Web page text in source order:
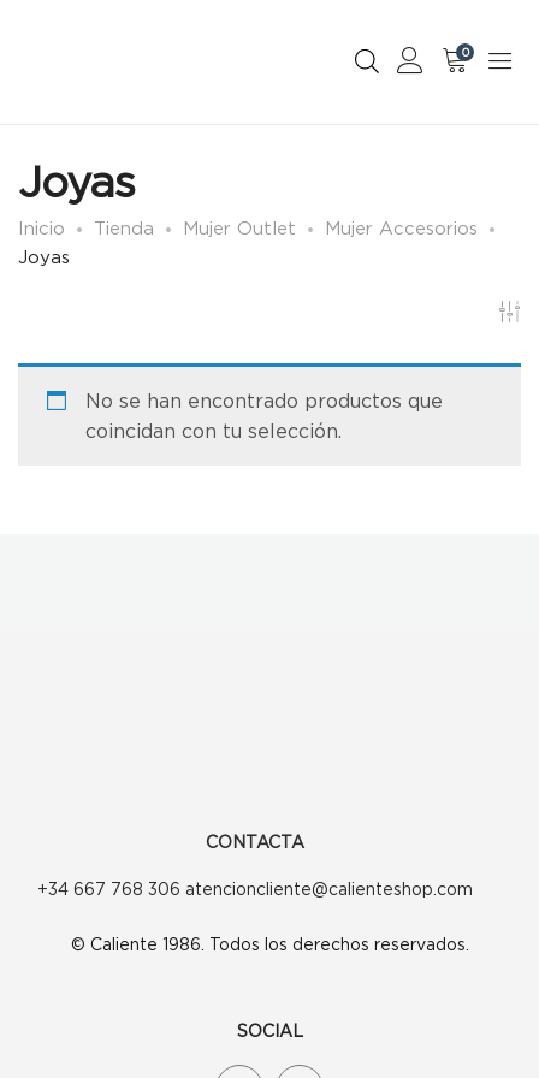
0
Joyas
Inicio Tienda Mujer Outlet
Mujer Accesorios
Joyas
No se han encontrado productos que
coincidan con tu selección.
CONTACTA
+34 667 768 306 atencioncliente@calienteshop.com
© Caliente 1986. Todos los derechos reservados.
SOCIAL